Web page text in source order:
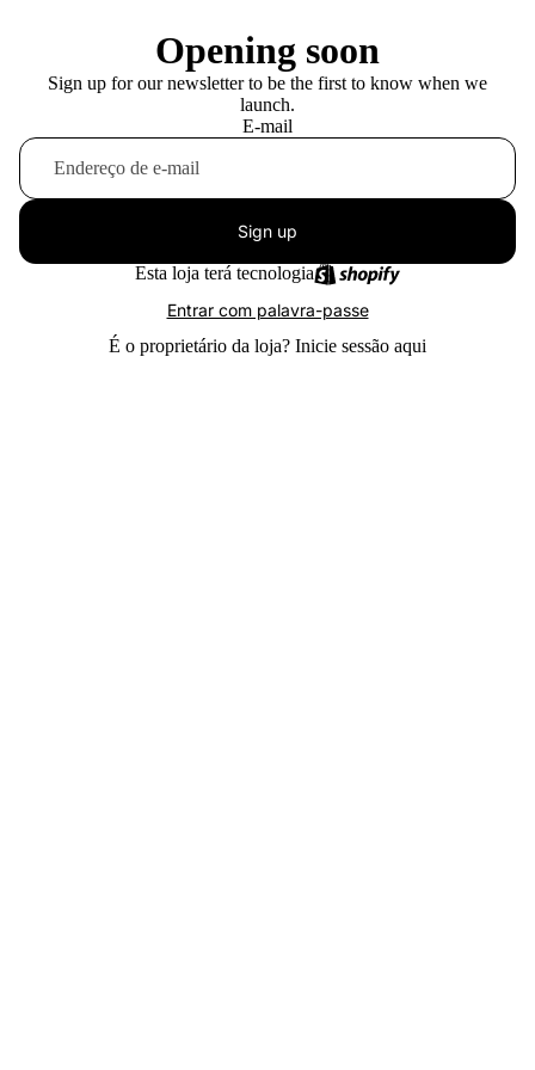
Opening soon
Sign up for our newsletter to be the first to know when we
launch.
E-mail
Sign up
Esta loja terá tecnologia
Entrar com palavra-passe
É o proprietário da loja? Inicie sessão aqui